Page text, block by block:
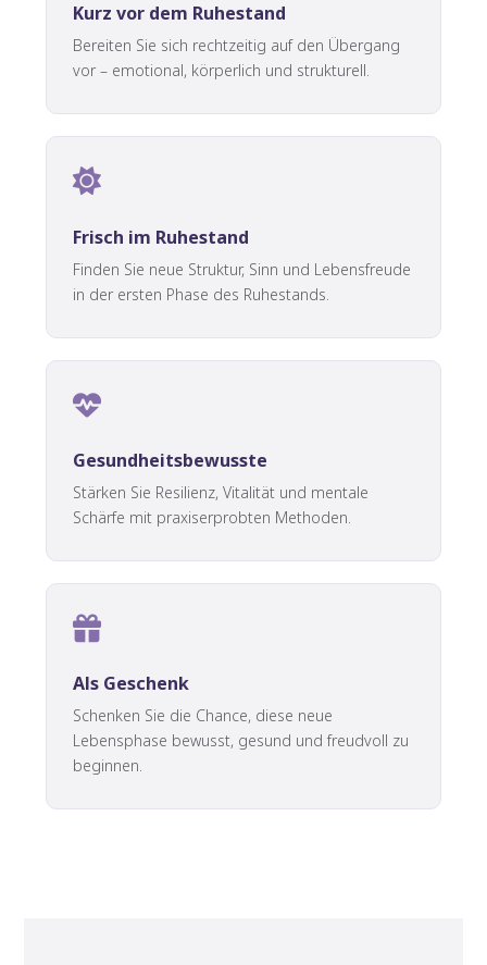
Kurz vor dem Ruhestand
Bereiten Sie sich rechtzeitig auf den Übergang
vor – emotional, körperlich und strukturell.
Frisch im Ruhestand
Finden Sie neue Struktur, Sinn und Lebensfreude
in der ersten Phase des Ruhestands.
Gesundheitsbewusste
Stärken Sie Resilienz, Vitalität und mentale
Schärfe mit praxiserprobten Methoden.
Als Geschenk
Schenken Sie die Chance, diese neue
Lebensphase bewusst, gesund und freudvoll zu
beginnen.